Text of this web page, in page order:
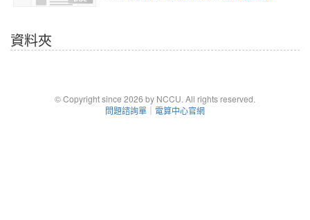
資料夾
© Copyright since 2026 by NCCU. All rights reserved.
問題諮詢單 ｜ 電算中心官網